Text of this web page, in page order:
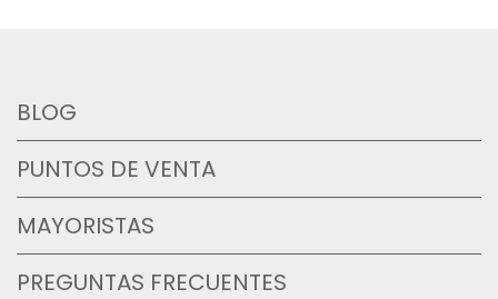
BLOG
PUNTOS DE VENTA
MAYORISTAS
PREGUNTAS FRECUENTES